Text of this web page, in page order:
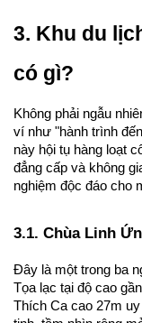
3. Khu du
có gì?
Không phải ngẫu
ví như "hành trình
này hội tụ hàng loạt
đẳng cấp và không
nghiệm độc đáo cho
3.1. Chùa Linh
Đây là một trong ba
Tọa lạc tại độ cao
Thích Ca cao 27m